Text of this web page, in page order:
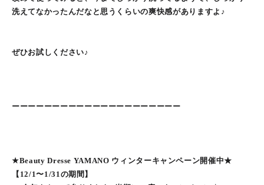
洗えてなかったんだなと思うくらいの爽快感がありますよ♪
ぜひお試しください♪
ーーーーーーーーーーーーーーーーーーーーー
★Beauty Dresse YAMANO ウィンターキャンペーン開催中★
【12/1〜1/31の期間】